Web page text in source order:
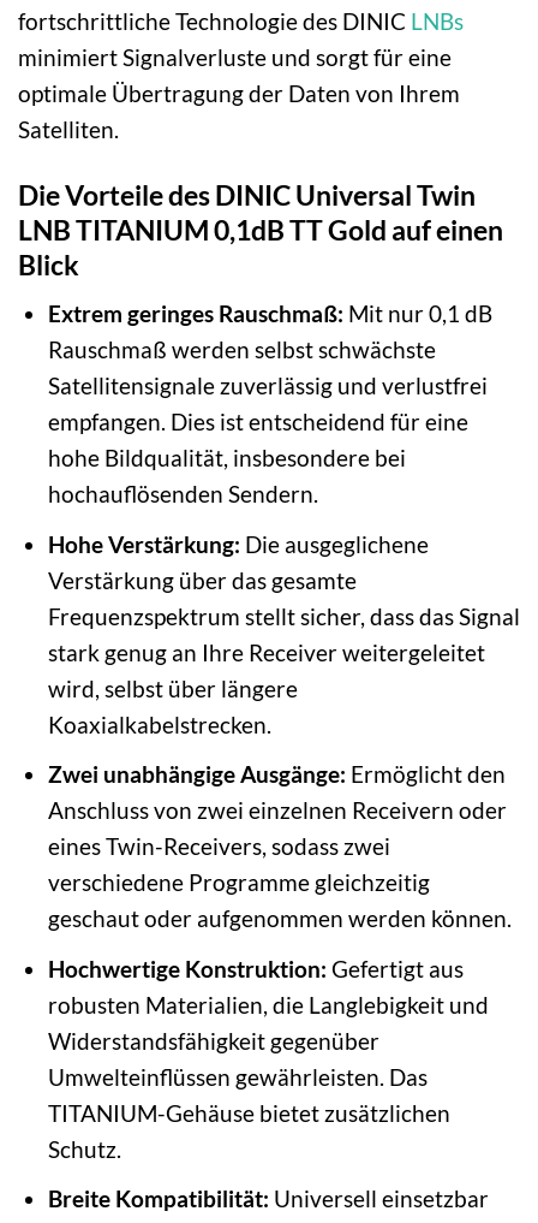
fortschrittliche Technologie des DINIC LNBs
minimiert Signalverluste und sorgt für eine
optimale Übertragung der Daten von Ihrem
Satelliten.
Die Vorteile des DINIC Universal Twin
LNB TITANIUM 0,1dB TT Gold auf einen
Blick
Extrem geringes Rauschmaß: Mit nur 0,1 dB
Rauschmaß werden selbst schwächste
Satellitensignale zuverlässig und verlustfrei
empfangen. Dies ist entscheidend für eine
hohe Bildqualität, insbesondere bei
hochauflösenden Sendern.
Hohe Verstärkung: Die ausgeglichene
Verstärkung über das gesamte
Frequenzspektrum stellt sicher, dass das Signal
stark genug an Ihre Receiver weitergeleitet
wird, selbst über längere
Koaxialkabelstrecken.
Zwei unabhängige Ausgänge: Ermöglicht den
Anschluss von zwei einzelnen Receivern oder
eines Twin-Receivers, sodass zwei
verschiedene Programme gleichzeitig
geschaut oder aufgenommen werden können.
Hochwertige Konstruktion: Gefertigt aus
robusten Materialien, die Langlebigkeit und
Widerstandsfähigkeit gegenüber
Umwelteinflüssen gewährleisten. Das
TITANIUM-Gehäuse bietet zusätzlichen
Schutz.
Breite Kompatibilität: Universell einsetzbar